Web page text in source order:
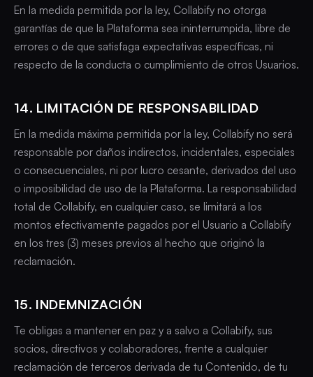
En la medida permitida por la ley, Collabify no otorga
garantías de que la Plataforma sea ininterrumpida, libre de
errores o de que satisfaga expectativas específicas, ni
respecto de la conducta o cumplimiento de otros Usuarios.
14. LIMITACIÓN DE RESPONSABILIDAD
En la medida máxima permitida por la ley, Collabify no será
responsable por daños indirectos, incidentales, especiales
o consecuenciales, ni por lucro cesante, derivados del uso
o imposibilidad de uso de la Plataforma. La responsabilidad
total de Collabify, en cualquier caso, se limitará a los
montos efectivamente pagados por el Usuario a Collabify
en los tres (3) meses previos al hecho que originó la
reclamación.
15. INDEMNIZACIÓN
Te obligas a mantener en paz y a salvo a Collabify, sus
socios, directivos y colaboradores, frente a cualquier
reclamación de terceros derivada de tu Contenido, de tu